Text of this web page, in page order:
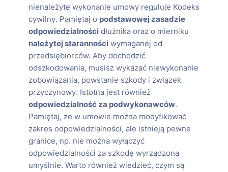
nienależyte wykonanie umowy reguluje Kodeks
cywilny. Pamiętaj o podstawowej zasadzie
odpowiedzialności dłużnika oraz o mierniku
należytej staranności wymaganej od
przedsiębiorców. Aby dochodzić
odszkodowania, musisz wykazać niewykonanie
zobowiązania, powstanie szkody i związek
przyczynowy. Istotna jest również
odpowiedzialność za podwykonawców.
Pamiętaj, że w umowie można modyfikować
zakres odpowiedzialności, ale istnieją pewne
granice, np. nie można wyłączyć
odpowiedzialności za szkodę wyrządzoną
umyślnie. Warto również wiedzieć, czym są